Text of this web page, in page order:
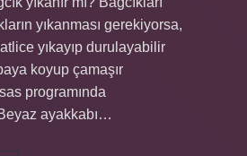
yıkanması gerekiyorsa,
yıkayıp durulayabilir
koyup çamaşır
programında
ayakkabı…